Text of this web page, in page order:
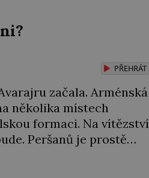
PŘEHRÁT
začala. Arménská
několika místech
formaci. Na vítězství
Peršanů je prostě